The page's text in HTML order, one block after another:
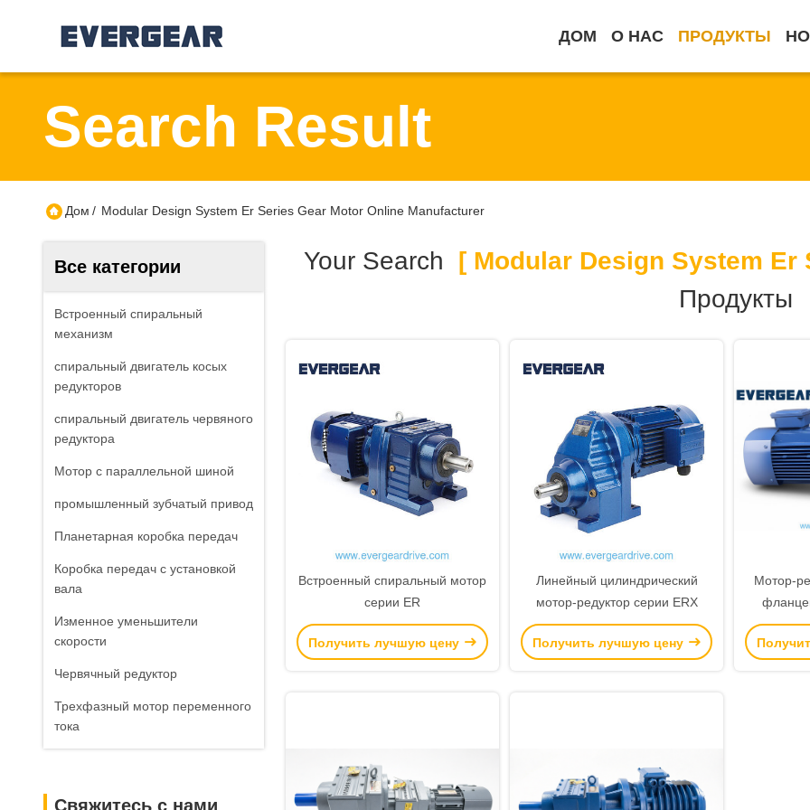
ДОМ О НАС ПРОДУКТЫ
Search Result
Дом / Modular Design System Er Series Gear Motor Online Manufacturer
Все категории
Встроенный спиральный
механизм
спиральный двигатель косых
редукторов
спиральный двигатель червяного
редуктора
Мотор с параллельной шиной
промышленный зубчатый привод
Планетарная коробка передач
Коробка передач с установкой
вала
Изменное уменьшители
скорости
Червячный редуктор
Трехфазный мотор переменного
тока
Свяжитесь с нами
Your Search [ Modular Design System Er
Продукты
Встроенный спиральный мотор
серии ER
Получить лучшую цену
Линейный цилиндрический
мотор-редуктор серии ERX
Получить лучшую цену
Мотор-